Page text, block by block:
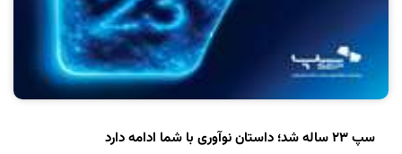
سپ ۲۳ ساله شد؛ داستان نوآوری با شما ادامه دارد